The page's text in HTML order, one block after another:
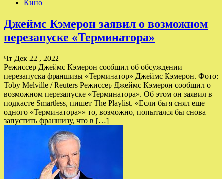
Кино
Джеймс Кэмерон заявил о возможном
перезапуске «Терминатора»
Чт Дек 22 , 2022
Режиссер Джеймс Кэмерон сообщил об обсуждении
перезапуска франшизы «Терминатор» Джеймс Кэмерон. Фото:
Toby Melville / Reuters Режиссер Джеймс Кэмерон сообщил о
возможном перезапуске «Терминатора». Об этом он заявил в
подкасте Smartless, пишет The Playlist. «Если бы я снял еще
одного «Терминатора»» то, возможно, попытался бы снова
запустить франшизу, что в […]